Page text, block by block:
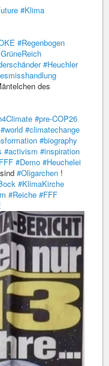
#Klima
#Regenbogen
#Heuchler
des
#pre-COP26
#world #climatechange
#biography
#activism #inspiration
#Demo #Heuchelei
#Oligarchen !
#KlimaKirche
#Reiche #FFF